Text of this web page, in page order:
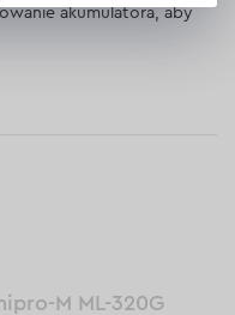
akumulatora, aby
M ML-320G